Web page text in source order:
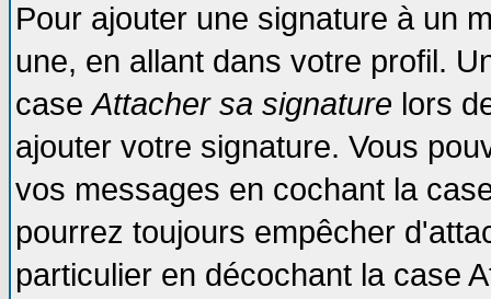
Pour ajouter une signature à un
une, en allant dans votre profil.
caseAttacher sa signature lors
ajouter votre signature. Vous
vos messages en cochant la
pourrez toujours empêcher
particulier en décochant la case